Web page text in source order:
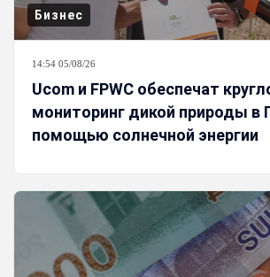
Бизнес
14:54 05/08/26
Ucom и FPWC обеспечат
мониторинг дикой природы в
помощью солнечной энергии